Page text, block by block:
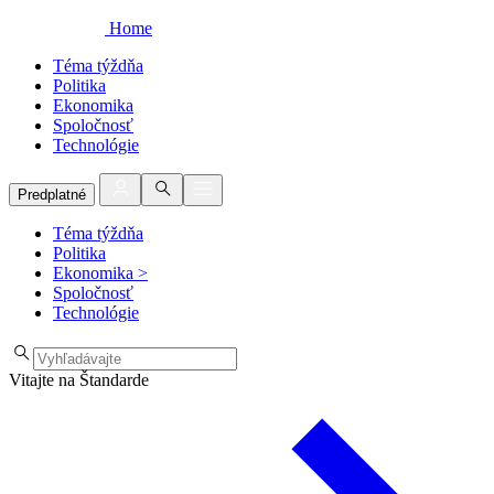
Home
Téma týždňa
Politika
Ekonomika
Spoločnosť
Technológie
Predplatné
Téma týždňa
Politika
Ekonomika >
Spoločnosť
Technológie
Vitajte na Štandarde